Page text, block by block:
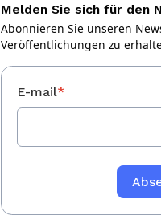
Melden Sie sich für den
Abonnieren Sie unseren
Veröffentlichungen zu
E-mail*